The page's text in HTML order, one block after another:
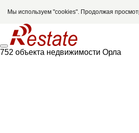
Мы используем "cookies". Продолжая
752 объекта недвижимости Орла